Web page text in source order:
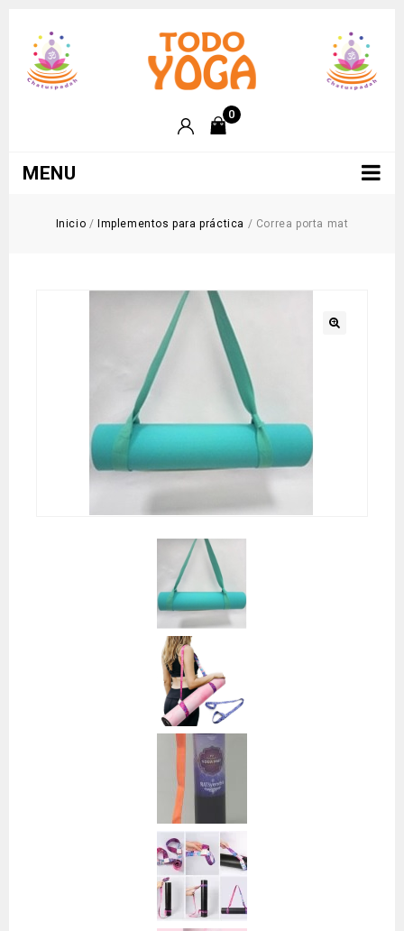
0
MENU
Inicio / Implementos para práctica / Correa porta mat